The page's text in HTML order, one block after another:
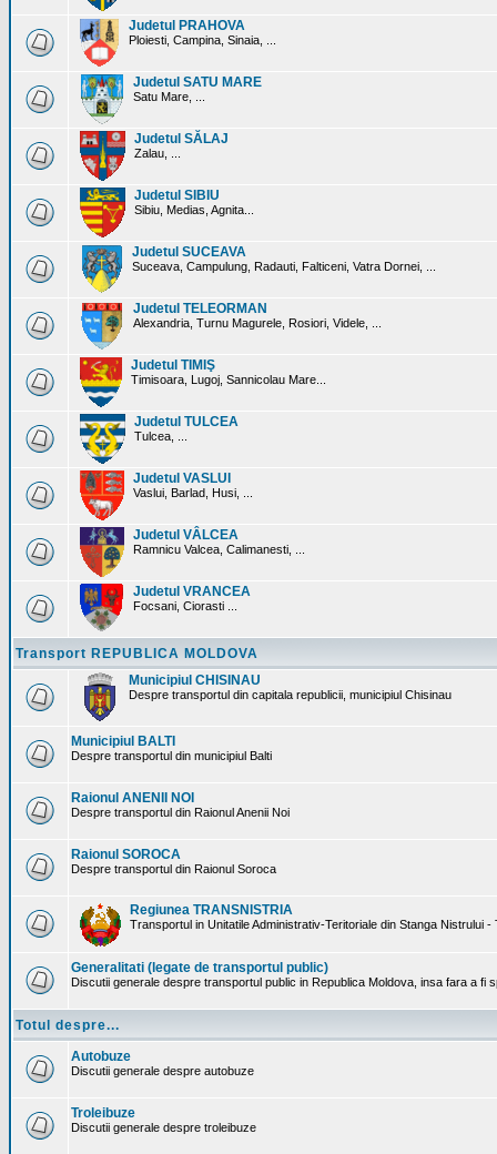
Judetul PRAHOVA
Ploiesti, Campina, Sinaia, ...
Judetul SATU MARE
Satu Mare, ...
Judetul SĂLAJ
Zalau, ...
Judetul SIBIU
Sibiu, Medias, Agnita...
Judetul SUCEAVA
Suceava, Campulung, Radauti, Falticeni, Vatra Dornei, ...
Judetul TELEORMAN
Alexandria, Turnu Magurele, Rosiori, Videle, ...
Judetul TIMIŞ
Timisoara, Lugoj, Sannicolau Mare...
Judetul TULCEA
Tulcea, ...
Judetul VASLUI
Vaslui, Barlad, Husi, ...
Judetul VÂLCEA
Ramnicu Valcea, Calimanesti, ...
Judetul VRANCEA
Focsani, Ciorasti ...
Transport REPUBLICA MOLDOVA
Municipiul CHISINAU
Despre transportul din capitala republicii, municipiul Chisinau
Municipiul BALTI
Despre transportul din municipiul Balti
Raionul ANENII NOI
Despre transportul din Raionul Anenii Noi
Raionul SOROCA
Despre transportul din Raionul Soroca
Regiunea TRANSNISTRIA
Transportul in Unitatile Administrativ-Teritoriale din Stanga Nistrului -
Generalitati (legate de transportul public)
Discutii generale despre transportul public in Republica Moldova, insa fara a fi
Totul despre...
Autobuze
Discutii generale despre autobuze
Troleibuze
Discutii generale despre troleibuze